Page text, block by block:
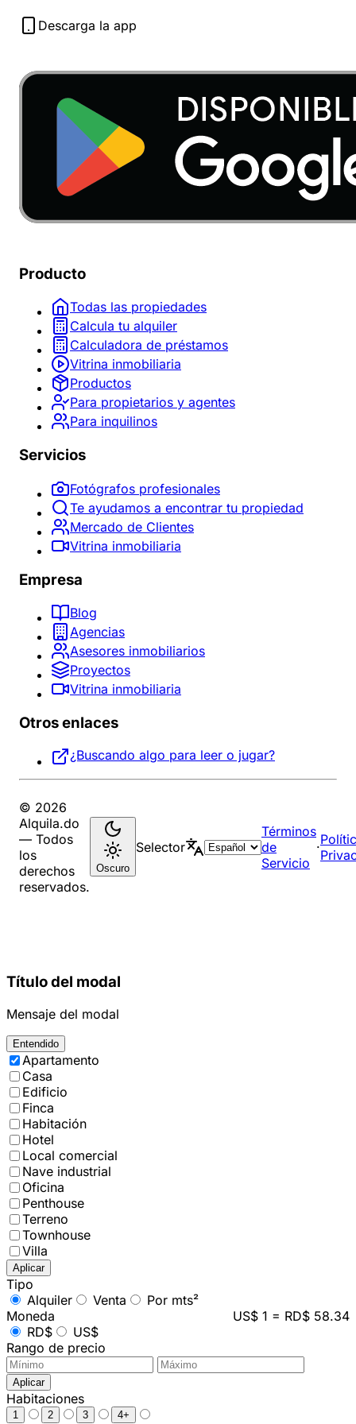
Descarga la app
Producto
Todas las propiedades
Calcula tu alquiler
Calculadora de préstamos
Vitrina inmobiliaria
Productos
Para propietarios y agentes
Para inquilinos
Servicios
Fotógrafos profesionales
Te ayudamos a encontrar tu propiedad
Mercado de Clientes
Vitrina inmobiliaria
Empresa
Blog
Agencias
Asesores inmobiliarios
Proyectos
Vitrina inmobiliaria
Otros enlaces
¿Buscando algo para leer o jugar?
© 2026
Alquila.do
— Todos
los
derechos
reservados.
Oscuro
Selector
Términos
de
Servicio
·
Título del modal
Mensaje del modal
Entendido
Apartamento
Casa
Edificio
Finca
Habitación
Hotel
Local comercial
Nave industrial
Oficina
Penthouse
Terreno
Townhouse
Villa
Aplicar
Tipo
Alquiler
Venta
Por mts²
Moneda
US$ 1 = RD$ 58.34
RD$
US$
Rango de precio
Aplicar
Habitaciones
1 2 3 4+